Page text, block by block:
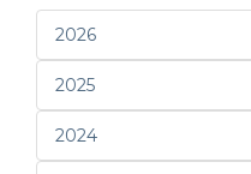
2026
2025
2024